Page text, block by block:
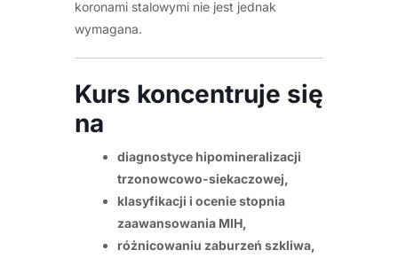
koronami stalowymi nie jest jednak
wymagana.
Kurs koncentruje się
na
diagnostyce hipomineralizacji
trzonowcowo-siekaczowej,
klasyfikacji i ocenie stopnia
zaawansowania MIH,
różnicowaniu zaburzeń szkliwa,